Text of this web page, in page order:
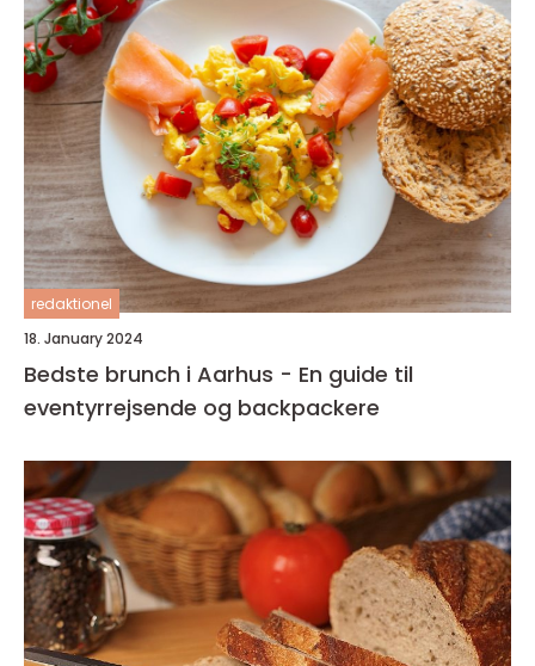
redaktionel
18. January 2024
Bedste brunch i Aarhus - En guide til
eventyrrejsende og backpackere